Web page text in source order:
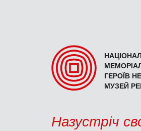
ГЕРОЇВ
МУЗЕЙ
Назустріч